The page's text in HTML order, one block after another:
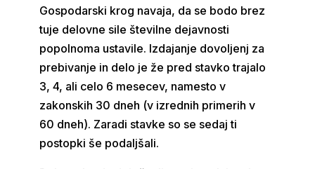
Gospodarski krog navaja, da se bodo brez
tuje delovne sile številne dejavnosti
popolnoma ustavile. Izdajanje dovoljenj za
prebivanje in delo je že pred stavko trajalo
3, 4, ali celo 6 mesecev, namesto v
zakonskih 30 dneh (v izrednih primerih v
60 dneh). Zaradi stavke so se sedaj ti
postopki še podaljšali.